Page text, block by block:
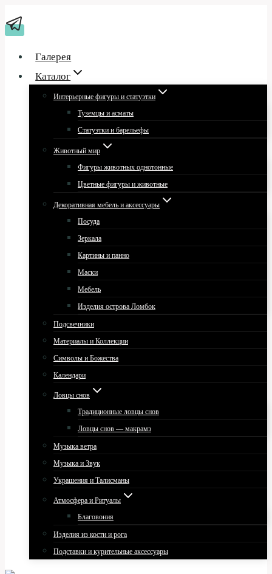
к
Галерея
Каталог
Интерьерные фигуры и статуэтки
Туземцы и асматы
Статуэтки и барельефы
Животный мир
Фигуры животных однотонные
Цветные фигуры и животные
Декоративная мебель и аксессуары
Посуда
Зеркала
Картины и панно
Маски
Мебель
Изделия острова Ломбок
Подсвечники
Материалы и Коллекции
Символы и Божества
Календари
Ловцы снов
Традиционные ловцы снов
Ловцы снов — макрамэ
Музыка ветра
Музыка и Звук
Украшения и Талисманы
Атмосфера и Ритуалы
Благовония
Изделия из кости и рога
Подставки и курительные аксессуары